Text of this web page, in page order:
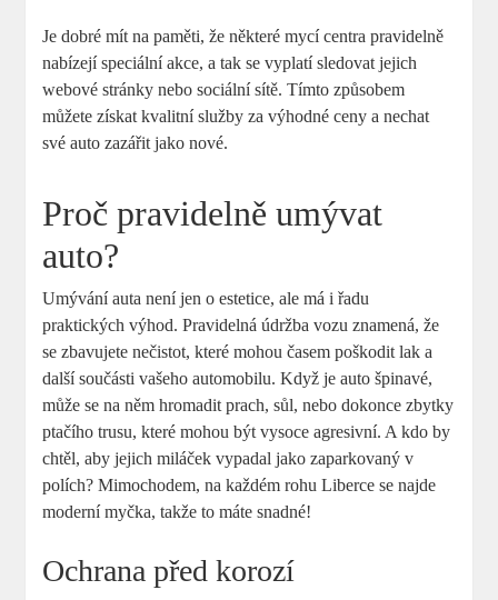
Je dobré mít na paměti, že některé mycí centra pravidelně
nabízejí speciální akce, a tak se vyplatí sledovat jejich
webové stránky nebo sociální sítě. Tímto způsobem
můžete získat kvalitní služby za výhodné ceny a nechat
své auto zazářit jako nové.
Proč pravidelně umývat
auto?
Umývání auta není jen o estetice, ale má i řadu
praktických výhod. Pravidelná údržba vozu znamená, že
se zbavujete nečistot, které mohou časem poškodit lak a
další součásti vašeho automobilu. Když je auto špinavé,
může se na něm hromadit prach, sůl, nebo dokonce zbytky
ptačího trusu, které mohou být vysoce agresivní. A kdo by
chtěl, aby jejich miláček vypadal jako zaparkovaný v
polích? Mimochodem, na každém rohu Liberce se najde
moderní myčka, takže to máte snadné!
Ochrana před korozí